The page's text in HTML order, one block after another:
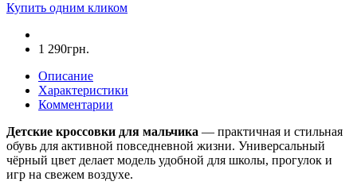
Купить одним кликом
1 290грн.
Описание
Характеристики
Комментарии
Детские кроссовки для мальчика — практичная и стильная
обувь для активной повседневной жизни. Универсальный
чёрный цвет делает модель удобной для школы, прогулок и
игр на свежем воздухе.